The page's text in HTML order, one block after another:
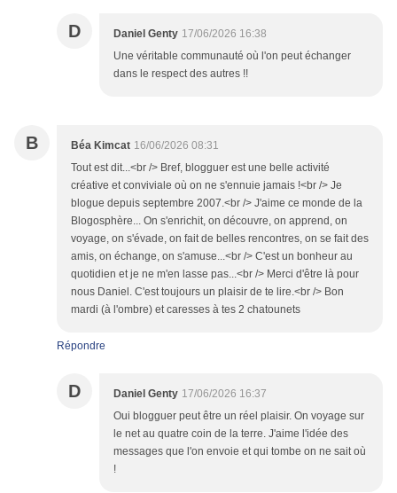
D Daniel Genty 17/06/2026 16:38
Une véritable communauté où l'on peut échanger
dans le respect des autres !!
B Béa Kimcat 16/06/2026 08:31
Tout est dit...<br /> Bref, blogguer est une belle activité
créative et conviviale où on ne s'ennuie jamais !<br /> Je
blogue depuis septembre 2007.<br /> J'aime ce monde de la
Blogosphère... On s'enrichit, on découvre, on apprend, on
voyage, on s'évade, on fait de belles rencontres, on se fait des
amis, on échange, on s'amuse...<br /> C'est un bonheur au
quotidien et je ne m'en lasse pas...<br /> Merci d'être là pour
nous Daniel. C'est toujours un plaisir de te lire.<br /> Bon
mardi (à l'ombre) et caresses à tes 2 chatounets
Répondre
D Daniel Genty 17/06/2026 16:37
Oui blogguer peut être un réel plaisir. On voyage sur
le net au quatre coin de la terre. J'aime l'idée des
messages que l'on envoie et qui tombe on ne sait où
!